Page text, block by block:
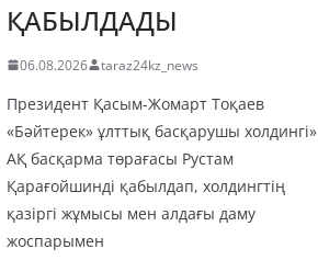
ҚАБЫЛДАДЫ
06.08.2026 taraz24kz_news
Президент Қасым-Жомарт Тоқаев
«Бәйтерек» ұлттық басқарушы холдингі»
АҚ басқарма төрағасы Рустам
Қарағойшинді қабылдап, холдингтің
қазіргі жұмысы мен алдағы даму
жоспарымен